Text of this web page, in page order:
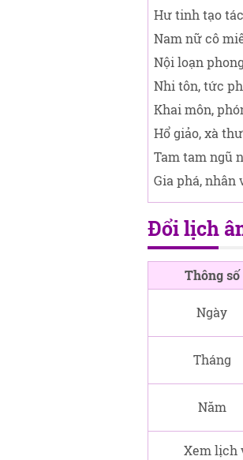
Hư tinh tạo
Nam nữ cô
Nội loạn
Nhi tôn, tức
Khai môn,
Hổ giảo, xà
Tam tam ngũ
Gia phá, nhân
Đổi lịch
Thông số
Ngày
Tháng
Năm
Xem lịch